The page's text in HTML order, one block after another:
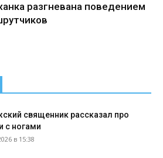
разгневана поведением
священник рассказал про
с ногами
в 15:38